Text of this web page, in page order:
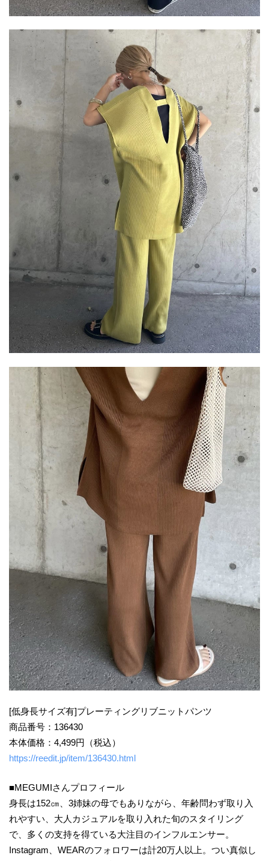
[低身長サイズ有]プレーティングリブニットパンツ
商品番号：136430
本体価格：4,499円（税込）
https://reedit.jp/item/136430.html
■MEGUMIさんプロフィール
身長は152㎝、3姉妹の母でもありながら、年齢問わず取り入
れやすい、大人カジュアルを取り入れた旬のスタイリング
で、多くの支持を得ている大注目のインフルエンサー。
Instagram、WEARのフォロワーは計20万人以上。つい真似し